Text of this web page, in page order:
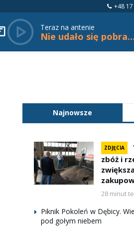
+48
Teraz na antenie
Nie udało się
Najnowsze
ZDJĘCIA
zbóż i
28 minut
Piknik Pokoleń w Dębicy.
pod gołym niebem